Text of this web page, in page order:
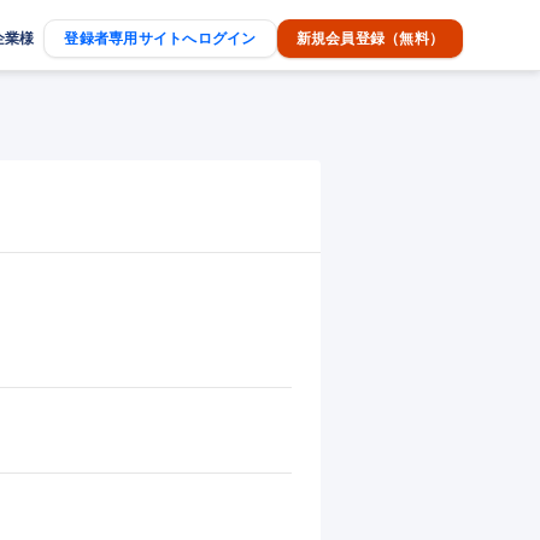
業様 登録者専用サイトへログイン 新規会員登録（無料）